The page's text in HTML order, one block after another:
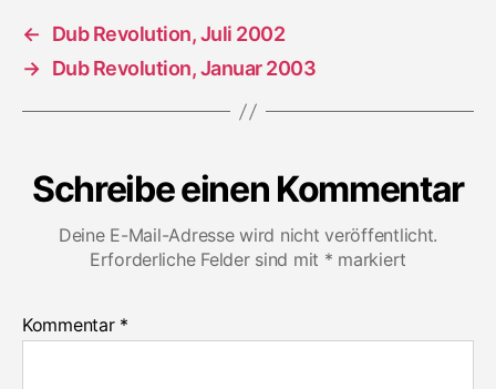
←
Dub Revolution, Juli 2002
→ Dub Revolution, Januar 2003
Schreibe einen Kommentar
Deine E-Mail-Adresse wird nicht veröffentlicht.
Erforderliche Felder sind mit * markiert
Kommentar *